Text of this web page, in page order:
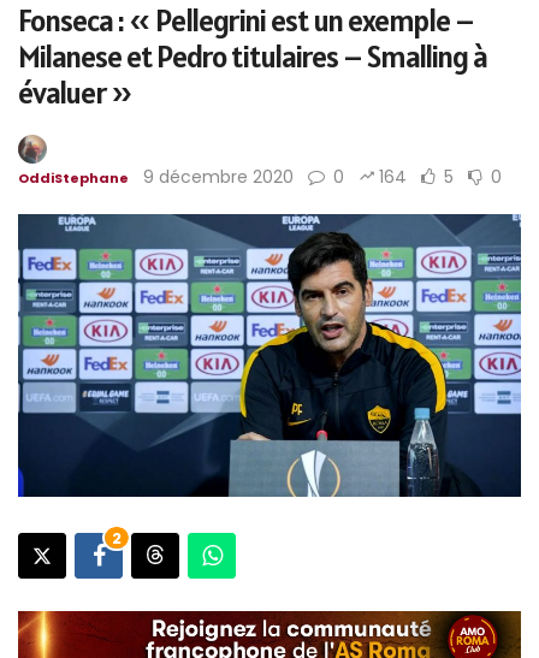
Fonseca : « Pellegrini est un exemple –
Milanese et Pedro titulaires – Smalling à
évaluer »
OddiStephane 9 décembre 2020 0 164 5 0
2